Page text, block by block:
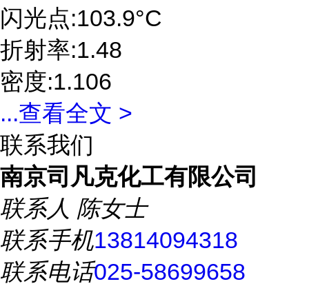
闪光点:103.9°C
折射率:1.48
密度:1.106
...查看全文 >
联系我们
南京司凡克化工有限公司
联系人 陈女士
联系手机13814094318
联系电话025-58699658